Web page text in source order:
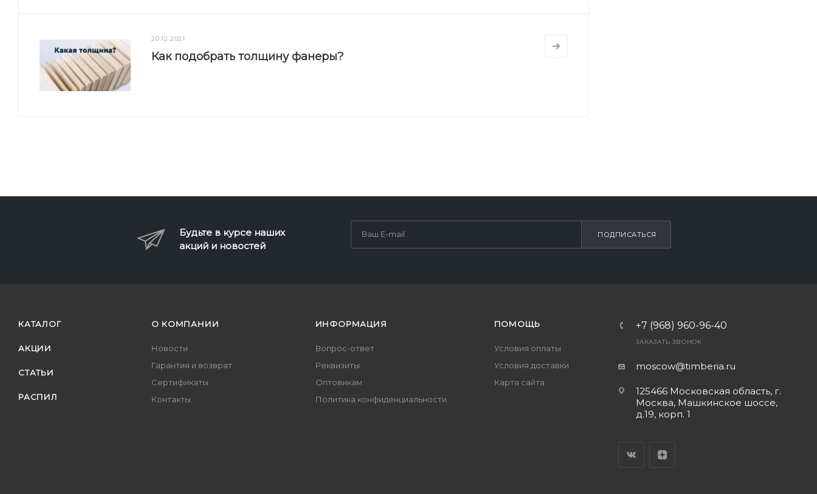
20.12.2021
Как подобрать толщину фанеры?
Будьте в курсе наших
акций и новостей
ПОДПИСАТЬСЯ
КАТАЛОГ
АКЦИИ
СТАТЬИ
РАСПИЛ
О КОМПАНИИ
Новости
Гарантия и возврат
Сертификаты
Контакты
ИНФОРМАЦИЯ
Вопрос-ответ
Реквизиты
Оптовикам
Политика конфиденциальности
ПОМОЩЬ
Условия оплаты
Условия доставки
Карта сайта
+7 (968) 960-96-40
ЗАКАЗАТЬ ЗВОНОК
moscow@timberia.ru
125466 Московская область, г.
Москва, Машкинское шоссе,
д.19, корп. 1